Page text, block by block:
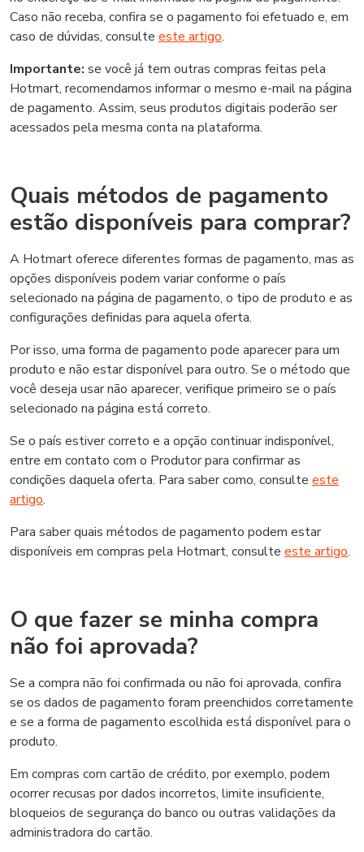
Caso não receba, confira se o pagamento foi efetuado e, em
caso de dúvidas, consulte este artigo.
Importante: se você já tem outras compras feitas pela
Hotmart, recomendamos informar o mesmo e-mail na página
de pagamento. Assim, seus produtos digitais poderão ser
acessados pela mesma conta na plataforma.
Quais métodos de pagamento
estão disponíveis para comprar?
A Hotmart oferece diferentes formas de pagamento, mas as
opções disponíveis podem variar conforme o país
selecionado na página de pagamento, o tipo de produto e as
configurações definidas para aquela oferta.
Por isso, uma forma de pagamento pode aparecer para um
produto e não estar disponível para outro. Se o método que
você deseja usar não aparecer, verifique primeiro se o país
selecionado na página está correto.
Se o país estiver correto e a opção continuar indisponível,
entre em contato com o Produtor para confirmar as
condições daquela oferta. Para saber como, consulte este
artigo.
Para saber quais métodos de pagamento podem estar
disponíveis em compras pela Hotmart, consulte este artigo.
O que fazer se minha compra
não foi aprovada?
Se a compra não foi confirmada ou não foi aprovada, confira
se os dados de pagamento foram preenchidos corretamente
e se a forma de pagamento escolhida está disponível para o
produto.
Em compras com cartão de crédito, por exemplo, podem
ocorrer recusas por dados incorretos, limite insuficiente,
bloqueios de segurança do banco ou outras validações da
administradora do cartão.